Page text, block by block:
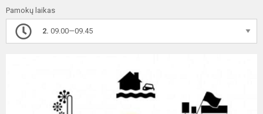
Pamokų laikas
2. 09.00—09.45